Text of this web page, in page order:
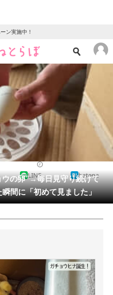
ン実施中！
ニュース
クイズ
地域
教育・育児
リサーチ
ウの卵”→毎日見守り続けて
間に「初めて見ました」
LINE hatena